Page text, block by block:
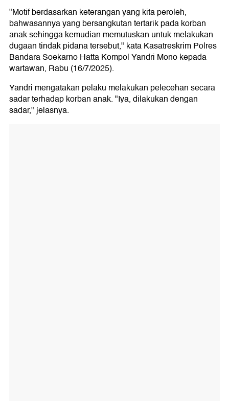
"Motif berdasarkan keterangan yang kita peroleh,
bahwasannya yang bersangkutan tertarik pada korban
anak sehingga kemudian memutuskan untuk melakukan
dugaan tindak pidana tersebut," kata Kasatreskrim Polres
Bandara Soekarno Hatta Kompol Yandri Mono kepada
wartawan, Rabu (16/7/2025).
Yandri mengatakan pelaku melakukan pelecehan secara
sadar terhadap korban anak. "Iya, dilakukan dengan
sadar," jelasnya.